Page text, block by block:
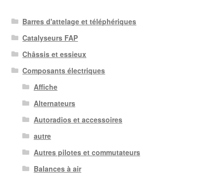
Barres d'attelage et téléphériques
Catalyseurs FAP
Châssis et essieux
Composants électriques
Affiche
Alternateurs
Autoradios et accessoires
autre
Autres pilotes et commutateurs
Balances à air